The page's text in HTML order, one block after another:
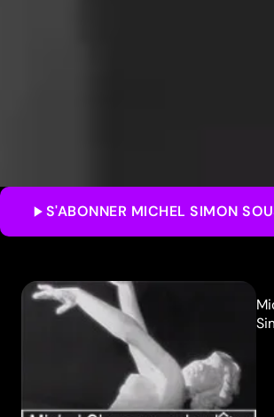
S'ABONNER MICHEL SIMON